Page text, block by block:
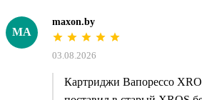
MA
maxon.by
03.08.2026
Картриджи Вапорессо